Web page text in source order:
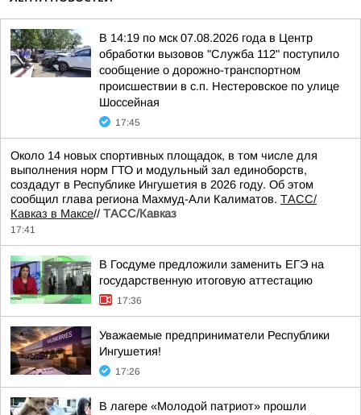
В 14:19 по мск 07.08.2026 года в Центр
обработки вызовов "Служба 112" поступило
сообщение о дорожно-транспортном
происшествии в с.п. Нестеровское по улице
Шоссейная
17:45
Около 14 новых спортивных площадок, в том числе для
выполнения норм ГТО и модульный зал единоборств,
создадут в Республике Ингушетия в 2026 году. Об этом
сообщил глава региона Махмуд-Али Калиматов. ТАСС/
Кавказ в Максе// ТАСС/Кавказ
17:41
В Госдуме предложили заменить ЕГЭ на
государственную итоговую аттестацию
17:36
Уважаемые предприниматели Республики
Ингушетия!
17:26
В лагере «Молодой патриот» прошли